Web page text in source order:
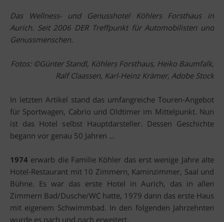
Das Wellness- und Genusshotel Köhlers Forsthaus in
Aurich. Seit 2006 DER Treffpunkt für Automobilisten und
Genussmenschen.
Fotos: ©Günter Standl, Köhlers Forsthaus, Heiko Baumfalk,
Ralf Claassen, Karl-Heinz Krämer, Adobe Stock
In letzten Artikel stand das umfangreiche Touren-Angebot
für Sportwagen, Cabrio und Oldtimer im Mittelpunkt. Nun
ist das Hotel selbst Hauptdarsteller. Dessen Geschichte
begann vor genau 50 Jahren …
1974 erwarb die Familie Köhler das erst wenige Jahre alte
Hotel-Restaurant mit 10 Zimmern, Kaminzimmer, Saal und
Bühne. Es war das erste Hotel in Aurich, das in allen
Zimmern Bad/Dusche/WC hatte, 1979 dann das erste Haus
mit eigenem Schwimmbad. In den folgenden Jahrzehnten
wurde es nach und nach erweitert.